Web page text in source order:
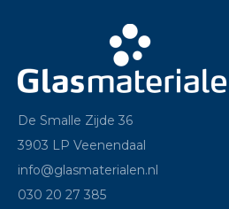
De Smalle Zijde 36
3903 LP Veenendaal
info@glasmaterialen.nl
030 20 27 385